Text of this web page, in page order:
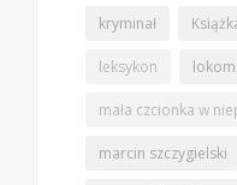
kryminał
leksykon
mała czcionka w
marcin szczygielski